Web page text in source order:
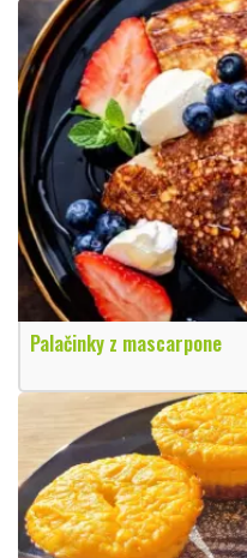
Palačinky z mascarpone